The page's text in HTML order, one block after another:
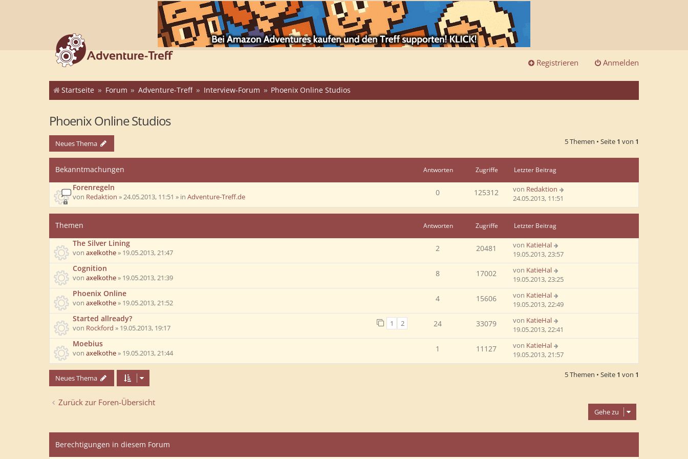
Anmelden
Registrieren
Startseite Forum Adventure-Treff Interview-Forum Phoenix Online Studios
Phoenix Online Studios
Neues Thema 5 Themen • Seite 1 von 1
Bekanntmachungen Antworten Zugriffe Letzter Beitrag
Forenregeln
von Redaktion »24.05.2013, 11:51 » in Adventure-Treff.de 0 125312 von Redaktion
24.05.2013, 11:51
Themen Antworten Zugriffe Letzter Beitrag
The Silver Lining
von axelkothe» 19.05.2013, 21:47 2 20481 von KatieHal
19.05.2013, 23:57
Cognition
von axelkothe» 19.05.2013, 21:39 8 17002 von KatieHal
19.05.2013, 23:25
Phoenix Online
von axelkothe» 19.05.2013, 21:52 4 15606 von KatieHal
19.05.2013, 22:49
Started allready?
von Rockford » 19.05.2013, 19:17 1 2 24 33079 von KatieHal
19.05.2013, 22:41
Moebius
von axelkothe» 19.05.2013, 21:44 1 11127 von KatieHal
19.05.2013, 21:57
Neues Thema 5 Themen • Seite 1 von 1
Zurück zur Foren-Übersicht
Gehe zu
Berechtigungen in diesem Forum